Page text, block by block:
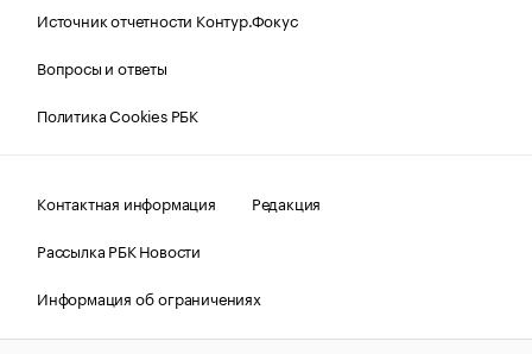
Источник отчетности Контур.Фокус
Вопросы и ответы
Политика Cookies РБК
Контактная информация
Редакция
Рассылка РБК Новости
Информация об ограничениях
Правовая информация
О соблюдении авторских прав